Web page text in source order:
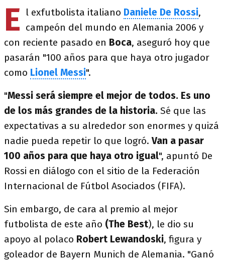
E l exfutbolista italiano Daniele De Rossi,
campeón del mundo en Alemania 2006 y
con reciente pasado en Boca, aseguró hoy que
pasarán "100 años para que haya otro jugador
como Lionel Messi".
"Messi será siempre el mejor de todos. Es uno
de los más grandes de la historia. Sé que las
expectativas a su alrededor son enormes y quizá
nadie pueda repetir lo que logró.Van a pasar
100 años para que haya otro igual", apuntó De
Rossi en diálogo con el sitio de la Federación
Internacional de Fútbol Asociados (FIFA).
Sin embargo, de cara al premio al mejor
futbolista de este año (The Best), le dio su
apoyo al polaco Robert Lewandoski, figura y
goleador de Bayern Munich de Alemania. "Ganó